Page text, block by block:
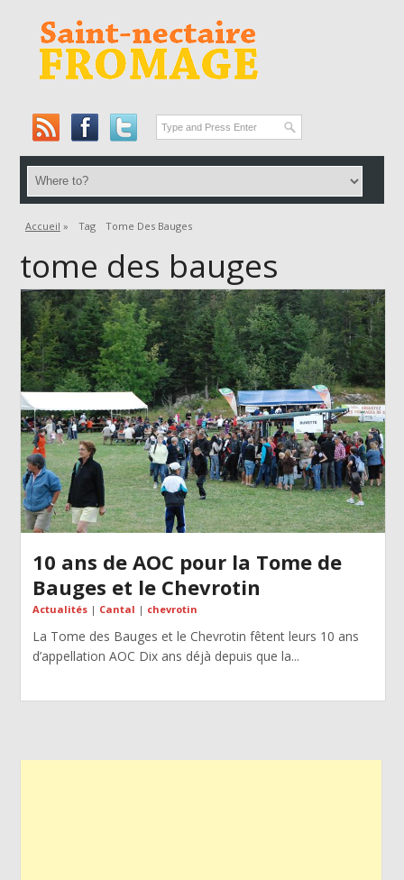
Accueil » Tag Tome Des Bauges
tome des bauges
10 ans de AOC pour la Tome de
Bauges et le Chevrotin
Actualités| Cantal | chevrotin
La Tome des Bauges et le Chevrotin fêtent leurs 10 ans
d’appellation AOC Dix ans déjà depuis que la...